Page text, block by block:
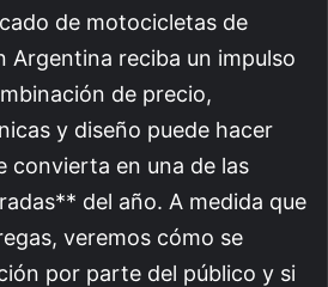
de motocicletas de
Argentina reciba un impulso
de precio,
y diseño puede hacer
convierta en una de las
del año. A medida que
veremos cómo se
por parte del público y si